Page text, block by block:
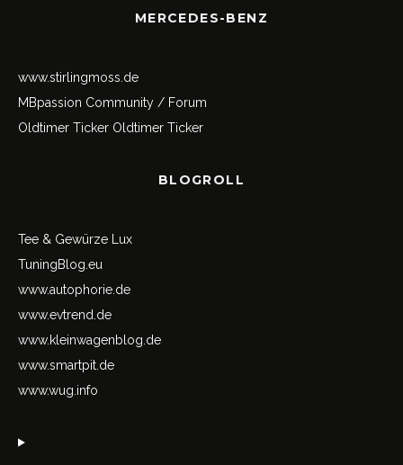
MERCEDES-BENZ
www.stirlingmoss.de
MBpassion Community / Forum
Oldtimer Ticker Oldtimer Ticker
BLOGROLL
Tee & Gewürze Lux
TuningBlog.eu
www.autophorie.de
www.evtrend.de
www.kleinwagenblog.de
www.smartpit.de
www.wug.info